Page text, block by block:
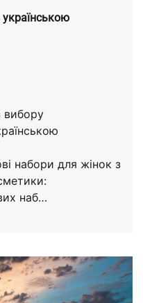
вибору
набори для жінок з
наб…